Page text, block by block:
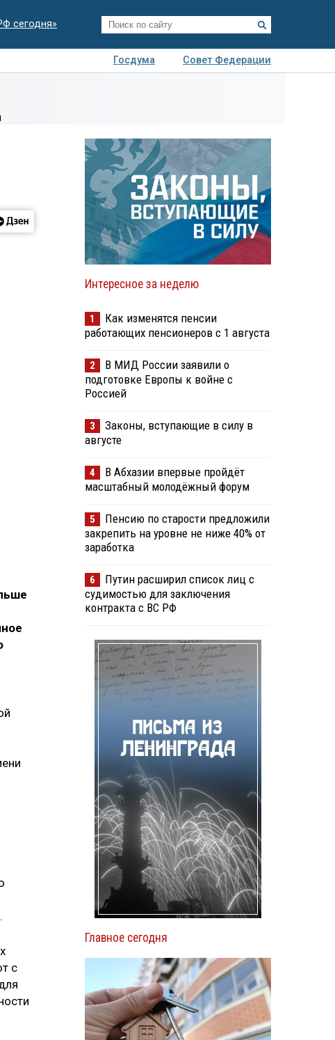
сегодня»
Госдума
Совет Федерации
с
Интересное за неделю
1
Как изменятся пенсии
работающих пенсионеров с 1 августа
2
В МИД России заявили о
подготовке Европы к войне с
Россией
3
Законы, вступающие в силу в
августе
4
В Абхазии впервые пройдёт
масштабный молодёжный форум
5
Пенсию по старости предложили
закрепить на уровне не ниже 40% от
заработка
6
Путин расширил список лиц с
судимостью для заключения
контракта с ВС РФ
Главное сегодня